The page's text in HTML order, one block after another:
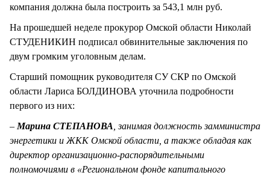
компания должна была построить за 543,1 млн руб.
На прошедшей неделе прокурор Омской области Николай
СТУДЕНИКИН подписал обвинительные заключения по
двум громким уголовным делам.
Старший помощник руководителя СУ СКР по Омской
области Лариса БОЛДИНОВА уточнила подробности
первого из них:
– Марина СТЕПАНОВА , занимая должность замминистра
энергетики и ЖКК Омской области, а также обладая как
директор организационно-распорядительными
полномочиями в «Региональном фонде капитального